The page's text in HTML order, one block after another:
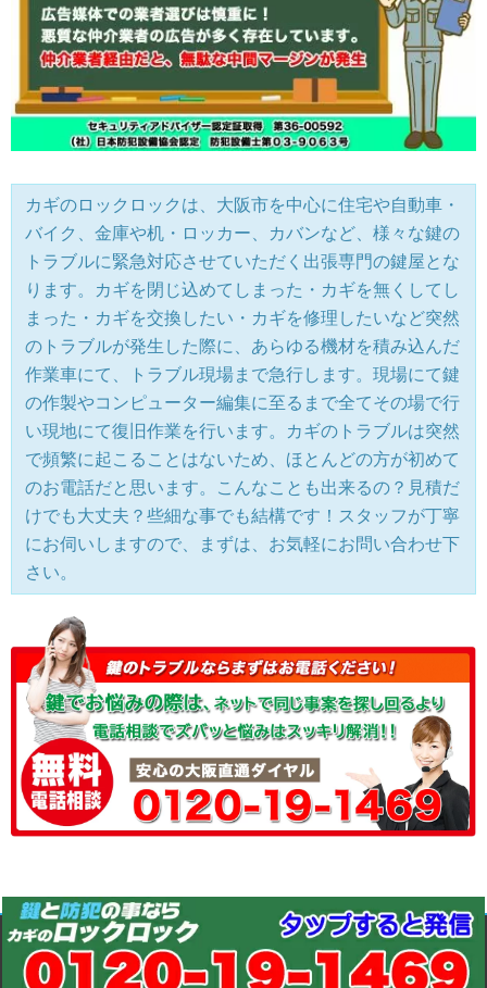
カギのロックロックは、大阪市を中心に住宅や自動車・
バイク、金庫や机・ロッカー、カバンなど、様々な鍵の
トラブルに緊急対応させていただく出張専門の鍵屋とな
ります。カギを閉じ込めてしまった・カギを無くしてし
まった・カギを交換したい・カギを修理したいなど突然
のトラブルが発生した際に、あらゆる機材を積み込んだ
作業車にて、トラブル現場まで急行します。現場にて鍵
の作製やコンピューター編集に至るまで全てその場で行
い現地にて復旧作業を行います。カギのトラブルは突然
で頻繁に起こることはないため、ほとんどの方が初めて
のお電話だと思います。こんなことも出来るの？見積だ
けでも大丈夫？些細な事でも結構です！スタッフが丁寧
にお伺いしますので、まずは、お気軽にお問い合わせ下
さい。